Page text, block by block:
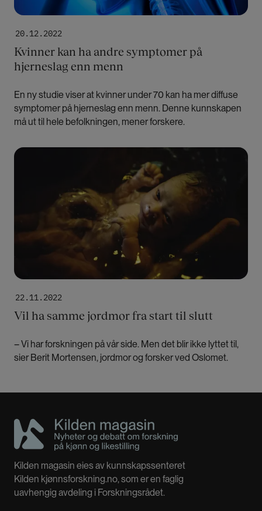
20.12.2022
Kvinner kan ha andre symptomer på
hjerneslag enn menn
En ny studie viser at kvinner under 70 kan ha mer diffuse
symptomer på hjerneslag enn menn. Denne kunnskapen
må ut til hele befolkningen, mener forskere.
22.11.2022
Vil ha samme jordmor fra start til slutt
– Vi har forskningen på vår side. Men det blir ikke lyttet til,
sier Berit Mortensen, jordmor og forsker ved Oslomet.
Bilde
Kilden magasin eies av kunnskapssenteret
Kilden kjønnsforskning.no, som er en faglig
uavhengig avdeling i Forskningsrådet.